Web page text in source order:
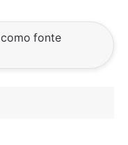
como fonte